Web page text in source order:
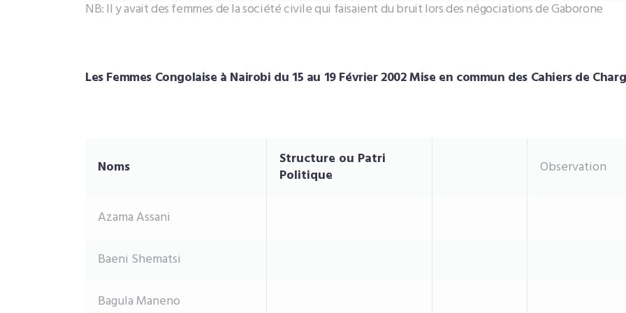
NB: Il y avait des femmes de la société civile qui faisaient du bruit lors des négociations de Gaborone
Les Femmes Congolaise à Nairobi du 15 au 19 Février 2002 Mise en commun des Cahiers de
Noms
Structure ou Patri
Politique
Observation
Azama Assani
Baeni Shematsi
Bagula Maneno